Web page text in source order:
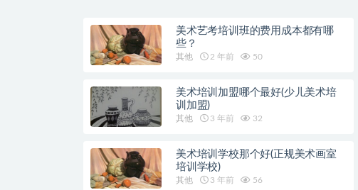
美术艺考培训班的费用成本都有哪
些？
其他 2 年前 50
美术培训加盟哪个最好(少儿美术培
训加盟)
其他 3 年前 32
美术培训学校那个好(正规美术画室
培训学校)
其他 3 年前 56